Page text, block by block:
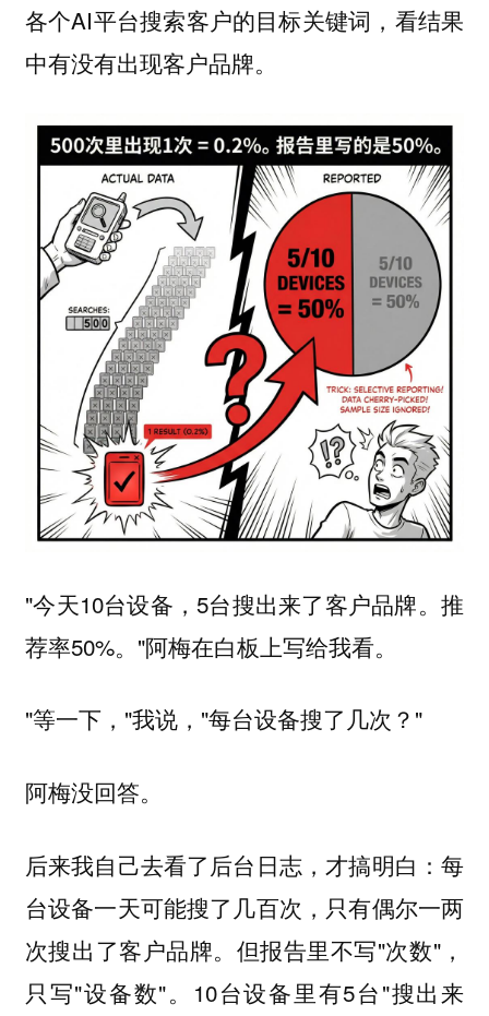
各个AI平台搜索客户的目标关键词，看结果
中有没有出现客户品牌。
"今天10台设备，5台搜出来了客户品牌。推
荐率50%。"阿梅在白板上写给我看。
"等一下，"我说，"每台设备搜了几次？"
阿梅没回答。
后来我自己去看了后台日志，才搞明白：每
台设备一天可能搜了几百次，只有偶尔一两
次搜出了客户品牌。但报告里不写"次数"，
只写"设备数"。10台设备里有5台"搜出来